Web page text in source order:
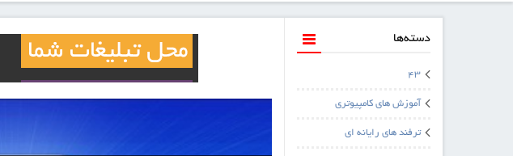
دسته‌ها
43
آموزش های کامپیوتری
ترفند های رایانه ای